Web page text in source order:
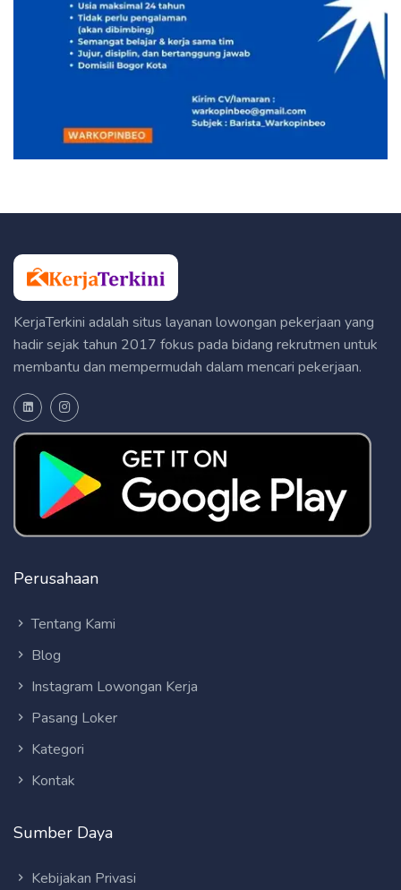
KerjaTerkini adalah situs layanan lowongan pekerjaan yang
hadir sejak tahun 2017 fokus pada bidang rekrutmen untuk
membantu dan mempermudah dalam mencari pekerjaan.
Perusahaan
Tentang Kami
Blog
Instagram Lowongan Kerja
Pasang Loker
Kategori
Kontak
Sumber Daya
Kebijakan Privasi